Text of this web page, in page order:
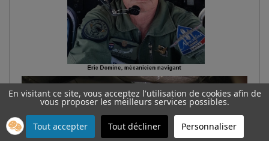
En visitant ce site, vous acceptez l'utilisation de cookies afin de
vous proposer les meilleurs services possibles.
Tout accepter Tout décliner Personnaliser